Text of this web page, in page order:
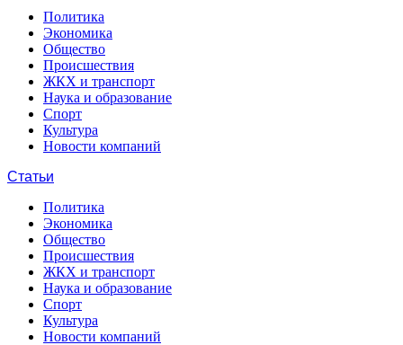
Политика
Экономика
Общество
Происшествия
ЖКХ и транспорт
Наука и образование
Спорт
Культура
Новости компаний
Статьи
Политика
Экономика
Общество
Происшествия
ЖКХ и транспорт
Наука и образование
Спорт
Культура
Новости компаний